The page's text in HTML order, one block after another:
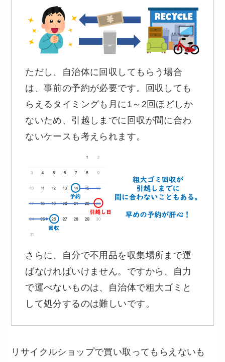
ただし、自治体に回収してもらう場合
は、事前の予約が必要です。回収しても
らえるタイミングも月に1～2回ほどしか
ないため、引越しまでに回収が間に合わ
ないケースも考えられます。
さらに、自分で不用品を収集場所まで運
ばなければいけません。ですから、自力
で運べないものは、自治体で粗大ゴミと
して処分するのは難しいです。
リサイクルショップで買い取ってもらえないも